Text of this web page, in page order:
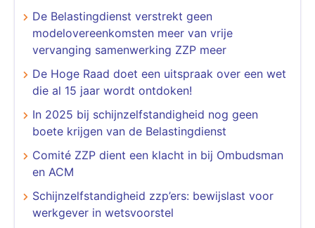
De Belastingdienst verstrekt geen
modelovereenkomsten meer van vrije
vervanging samenwerking ZZP meer
De Hoge Raad doet een uitspraak over een wet
die al 15 jaar wordt ontdoken!
In 2025 bij schijnzelfstandigheid nog geen
boete krijgen van de Belastingdienst
Comité ZZP dient een klacht in bij Ombudsman
en ACM
Schijnzelfstandigheid zzp’ers: bewijslast voor
werkgever in wetsvoorstel